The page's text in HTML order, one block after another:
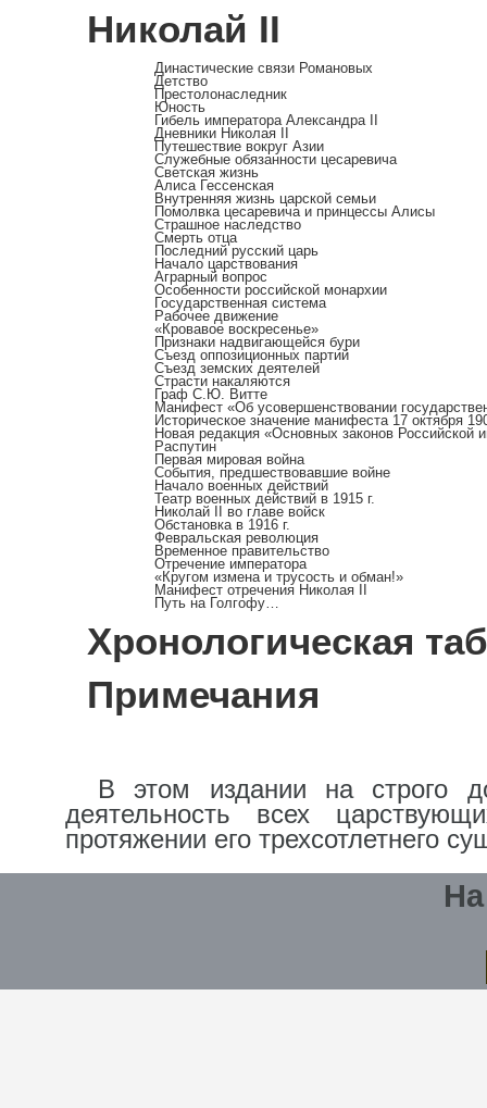
Николай II
Династические связи Романовых
Детство
Престолонаследник
Юность
Гибель императора Александра II
Дневники Николая II
Путешествие вокруг Азии
Служебные обязанности цесаревича
Светская жизнь
Алиса Гессенская
Внутренняя жизнь царской семьи
Помолвка цесаревича и принцессы Алисы
Страшное наследство
Смерть отца
Последний русский царь
Начало царствования
Аграрный вопрос
Особенности российской монархии
Государственная система
Рабочее движение
«Кровавое воскресенье»
Признаки надвигающейся бури
Cъезд оппозиционных партий
Съезд земских деятелей
Страсти накаляются
Граф С.Ю. Витте
Манифест «Об усовершенствовании
Историческое значение манифеста 17 октября
Новая редакция «Основных законов Российской
Распутин
Первая мировая война
События, предшествовавшие войне
Начало военных действий
Театр военных действий в 1915 г.
Николай II во главе войск
Обстановка в 1916 г.
Февральская революция
Временное правительство
Отречение императора
«Кругом измена и трусость и обман!»
Манифест отречения Николая II
Путь на Голгофу…
Хронологическая
Примечания
В этом издании на строго
деятельность всех
протяжении его трехсотлетнего